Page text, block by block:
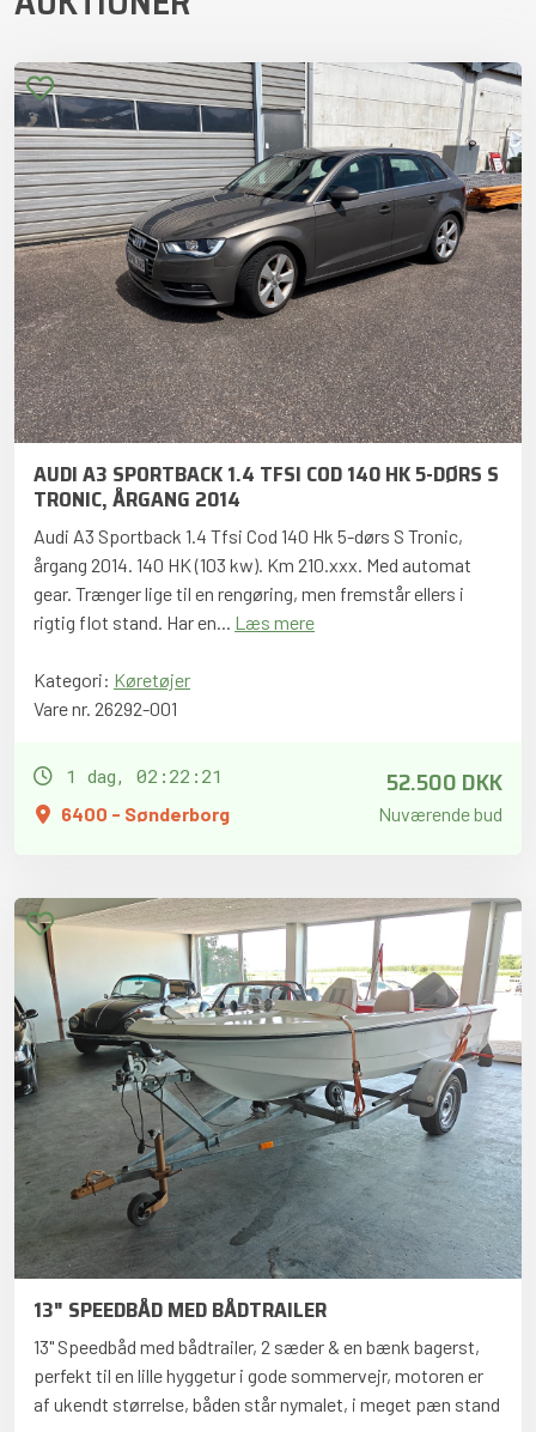
AUDI A3 SPORTBACK 1.4 TFSI COD 140 HK 5-DØRS S
TRONIC, ÅRGANG 2014
Audi A3 Sportback 1.4 Tfsi Cod 140 Hk 5-dørs S Tronic,
årgang 2014. 140 HK (103 kw). Km 210.xxx. Med automat
gear. Trænger lige til en rengøring, men fremstår ellers i
rigtig flot stand. Har en... Læs mere
Kategori: Køretøjer
Vare nr. 26292-001
1 dag, 02:22:20
6400 - Sønderborg
52.500 DKK
Nuværende bud
13" SPEEDBÅD MED BÅDTRAILER
13" Speedbåd med bådtrailer, 2 sæder & en bænk bagerst,
perfekt til en lille hyggetur i gode sommervejr, motoren er
af ukendt størrelse, båden står nymalet, i meget pæn stand